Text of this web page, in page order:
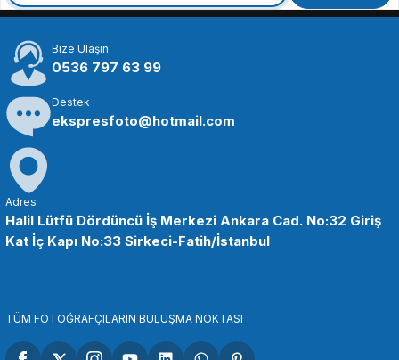
7.150,04 TL
PATONA
PATONA Premium COB-200 Bi Color APRC Video Işığı
PATONA
Bize Ulaşın
0536 797 63 99
Destek
ekspresfoto@hotmail.com
Adres
Halil Lütfü Dördüncü İş Merkezi Ankara Cad. No:32 Giriş
Kat İç Kapı No:33 Sirkeci-Fatih/İstanbul
TÜM FOTOĞRAFÇILARIN BULUŞMA NOKTASI